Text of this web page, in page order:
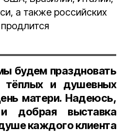
а также российских
будем праздновать
и душевных
матери. Надеюсь,
добрая выставка
каждого клиента